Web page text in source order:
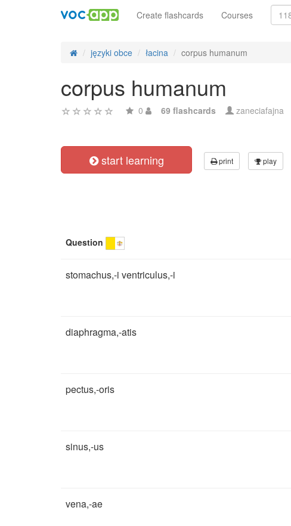
Create flashcards Courses
języki obce łacina corpus humanum
corpus humanum
0 69 flashcards zaneciafajna
start learning print play
Question
stomachus,-i ventriculus,-i
diaphragma,-atis
pectus,-oris
sinus,-us
vena,-ae